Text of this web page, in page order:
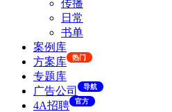
传播
日常
书单
案例库
方案库
热门
专题库
广告公司
导航
4A招聘 官方